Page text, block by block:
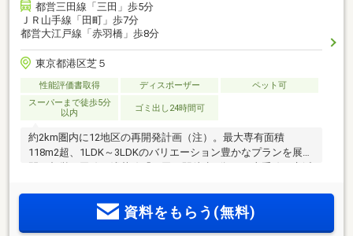
都営三田線「三田」歩5分
ＪＲ山手線「田町」歩7分
都営大江戸線「赤羽橋」歩8分
東京都港区芝５
性能評価書取得 ディスポーザー
ペット可
スーパーまで徒歩5分
以内
ゴミ出し24時間可
約2km圏内に12地区の再開発計画（注）。最大専有面積
118m2超、1LDK～3LDKのバリエーション豊かなプランを展
全50邸のプライベートレジデンス「リビオ三田レジデンス」
資料をもらう(無料)